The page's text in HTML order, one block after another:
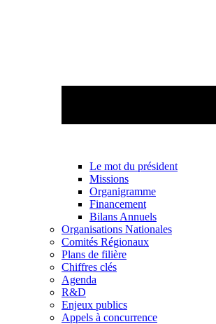
Le mot du président
Missions
Organigramme
Financement
Bilans Annuels
Organisations Nationales
Comités Régionaux
Plans de filière
Chiffres clés
Agenda
R&D
Enjeux publics
Appels à concurrence